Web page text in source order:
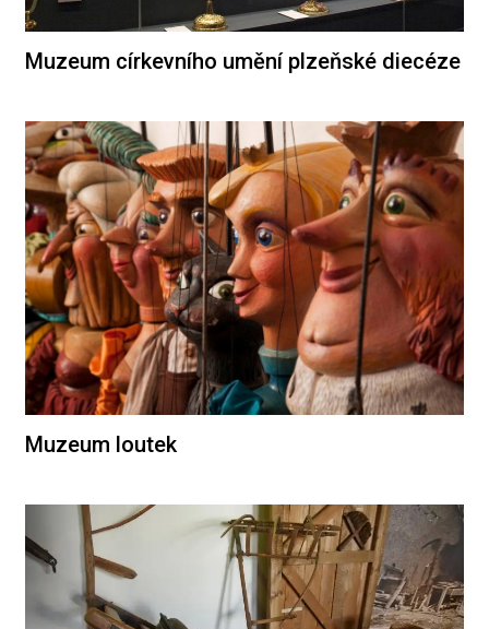
Muzeum církevního umění plzeňské diecéze
Muzeum loutek